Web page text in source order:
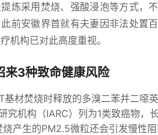
炼采用焚烧、强酸浸泡等方式，
前安徽界首就有夫妻因非法处置
机构已对此高度重视。
来3种致命健康风险
基材焚烧时释放的多溴二苯并二噁
究机构（IARC）列为1类致癌物，
产生的PM2.5微粒还会引发慢性